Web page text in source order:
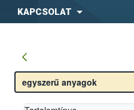
KAPCSOLAT